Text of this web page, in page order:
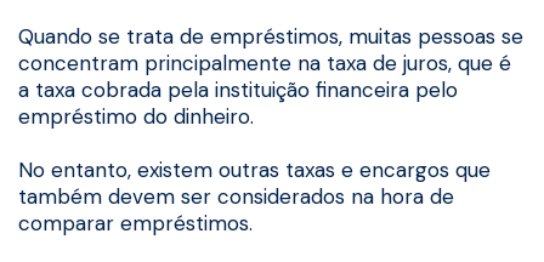
Quando se trata de empréstimos, muitas pessoas se
concentram principalmente na taxa de juros, que é
a taxa cobrada pela instituição financeira pelo
empréstimo do dinheiro.
No entanto, existem outras taxas e encargos que
também devem ser considerados na hora de
comparar empréstimos.